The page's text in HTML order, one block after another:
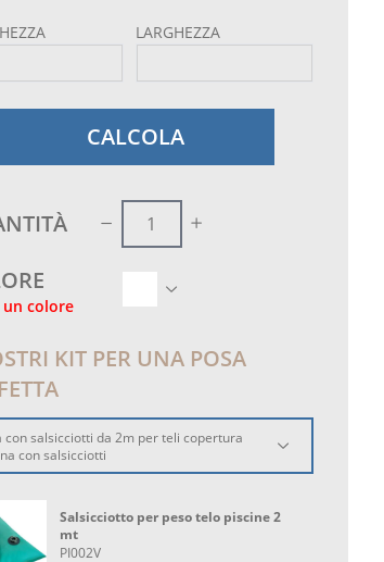
LARGHEZZA
CALCOLA
un colore
KIT PER UNA POSA
con salsicciotti da 2m per teli copertura
con salsicciotti
Salsicciotto per peso telo piscine 2
mt
PI002V